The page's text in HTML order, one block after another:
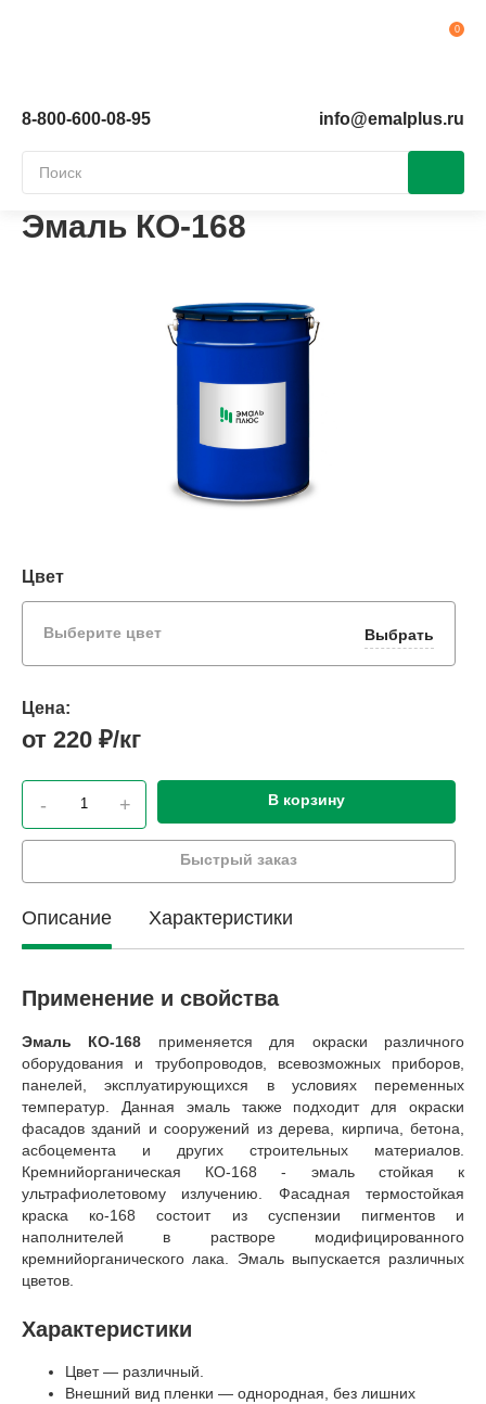
8-800-600-08-95 info@emalplus.ru
Эмаль КО-168
Цвет
Выберите цвет Выбрать
Цена:
от 220 ₽/кг
- + В корзину
Быстрый заказ
Описание Характеристики
Применение и свойства
Эмаль КО-168 применяется для окраски различного
оборудования и трубопроводов, всевозможных приборов,
панелей, эксплуатирующихся в условиях переменных
температур. Данная эмаль также подходит для окраски
фасадов зданий и сооружений из дерева, кирпича, бетона,
асбоцемента и других строительных материалов.
Кремнийорганическая КО-168 - эмаль стойкая к
ультрафиолетовому излучению. Фасадная термостойкая
краска ко-168 состоит из суспензии пигментов и
наполнителей в растворе модифицированного
кремнийорганического лака. Эмаль выпускается различных
цветов.
Характеристики
Цвет — различный.
Внешний вид пленки — однородная, без лишних